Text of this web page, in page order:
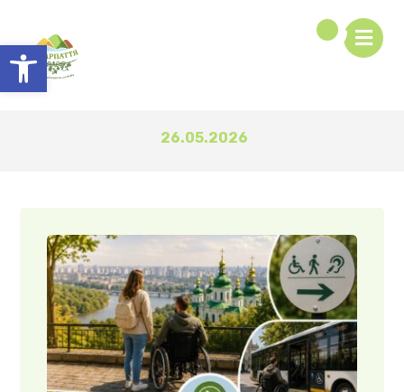
Відкрити Панель інструментів
26.05.2026